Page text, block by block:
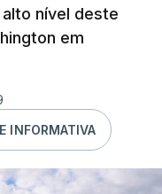
nível deste
em
INFORMATIVA